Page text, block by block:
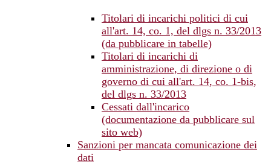
Titolari di incarichi politici di cui
all'art. 14, co. 1, del dlgs n. 33/2013
(da pubblicare in tabelle)
Titolari di incarichi di
amministrazione, di direzione o di
governo di cui all'art. 14, co. 1-bis,
del dlgs n. 33/2013
Cessati dall'incarico
(documentazione da pubblicare sul
sito web)
Sanzioni per mancata comunicazione dei
dati